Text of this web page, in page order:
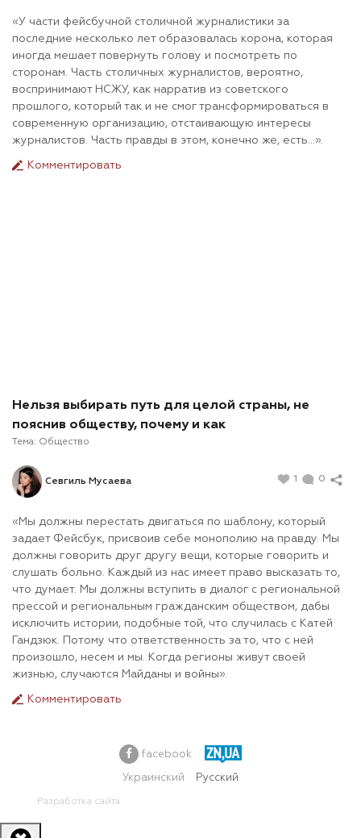
«У части фейсбучной столичной журналистики за
последние несколько лет образовалась корона, которая
иногда мешает повернуть голову и посмотреть по
сторонам. Часть столичных журналистов, вероятно,
воспринимают НСЖУ, как нарратив из советского
прошлого, который так и не смог трансформироваться в
современную организацию, отстаивающую интересы
журналистов. Часть правды в этом, конечно же, есть…».
Комментировать
Нельзя выбирать путь для целой страны, не
пояснив обществу, почему и как
Тема: Общество
Севгиль Мусаева 1 0
«Мы должны перестать двигаться по шаблону, который
задает Фейсбук, присвоив себе монополию на правду. Мы
должны говорить друг другу вещи, которые говорить и
слушать больно. Каждый из нас имеет право высказать то,
что думает. Мы должны вступить в диалог с региональной
прессой и региональным гражданским обществом, дабы
исключить истории, подобные той, что случилась с Катей
Гандзюк. Потому что ответственность за то, что с ней
произошло, несем и мы. Когда регионы живут своей
жизнью, случаются Майданы и войны».
Комментировать
facebook
Украинский Русский
Разработка сайта